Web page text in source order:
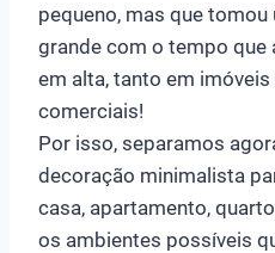
pequeno, mas que
grande com o tempo que
em alta, tanto em
comerciais!
Por isso, separamos
decoração minimalista
casa, apartamento,
os ambientes possíveis